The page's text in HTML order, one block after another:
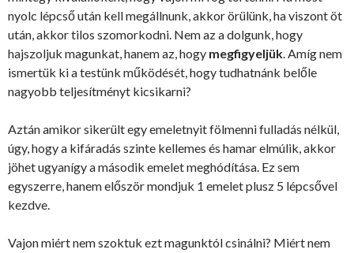
nyolc lépcső után kell megállnunk, akkor örülünk, ha viszont öt
után, akkor tilos szomorkodni. Nem az a dolgunk, hogy
hajszoljuk magunkat, hanem az, hogy megfigyeljük. Amíg nem
ismertük ki a testünk működését, hogy tudhatnánk belőle
nagyobb teljesítményt kicsikarni?
Aztán amikor sikerült egy emeletnyit fölmenni fulladás nélkül,
úgy, hogy a kifáradás szinte kellemes és hamar elmúlik, akkor
jöhet ugyanígy a második emelet meghódítása. Ez sem
egyszerre, hanem először mondjuk 1 emelet plusz 5 lépcsővel
kezdve.
Vajon miért nem szoktuk ezt magunktól csinálni? Miért nem